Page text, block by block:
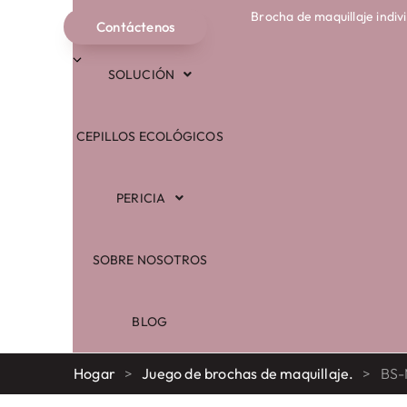
COMERCIO
SOLUCIÓN
CEPILLOS ECOLÓGICOS
PERICIA
SOBRE NOSOTROS
BLOG
Contáctenos
Español
Brocha de maquillaje
Hogar > Juego de brochas de maquillaje. >